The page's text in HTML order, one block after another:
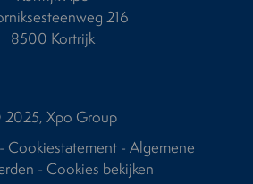
216
8500 Kortrijk
Xpo Group
- Cookiestatement -Algemene
- Cookies bekijken